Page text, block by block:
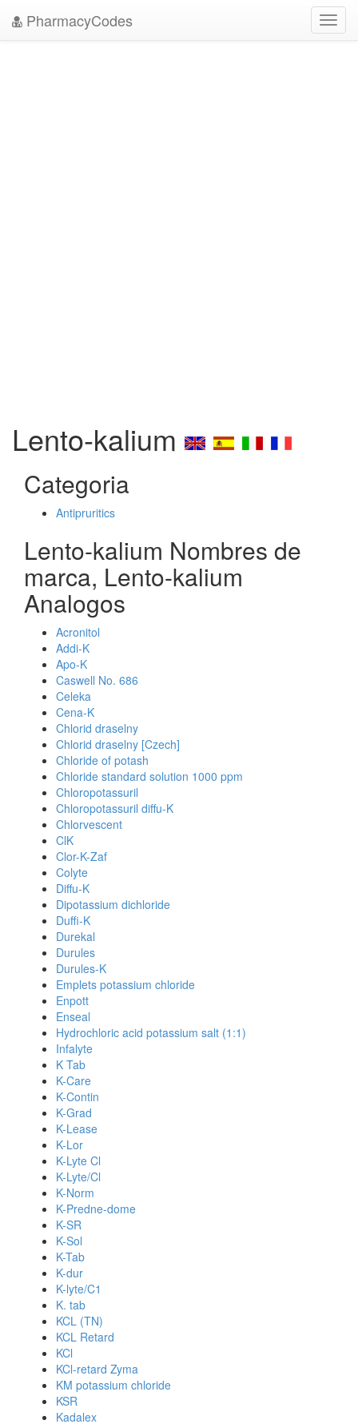
PharmacyCodes
Lento-kalium
Categoria
Antipruritics
Lento-kalium Nombres de
marca, Lento-kalium
Analogos
Acronitol
Addi-K
Apo-K
Caswell No. 686
Celeka
Cena-K
Chlorid draselny
Chlorid draselny [Czech]
Chloride of potash
Chloride standard solution 1000 ppm
Chloropotassuril
Chloropotassuril diffu-K
Chlorvescent
ClK
Clor-K-Zaf
Colyte
Diffu-K
Dipotassium dichloride
Duffi-K
Durekal
Durules
Durules-K
Emplets potassium chloride
Enpott
Enseal
Hydrochloric acid potassium salt (1:1)
Infalyte
K Tab
K-Care
K-Contin
K-Grad
K-Lease
K-Lor
K-Lyte Cl
K-Lyte/Cl
K-Norm
K-Predne-dome
K-SR
K-Sol
K-Tab
K-dur
K-lyte/C1
K. tab
KCL (TN)
KCL Retard
KCl
KCl-retard Zyma
KM potassium chloride
KSR
Kadalex